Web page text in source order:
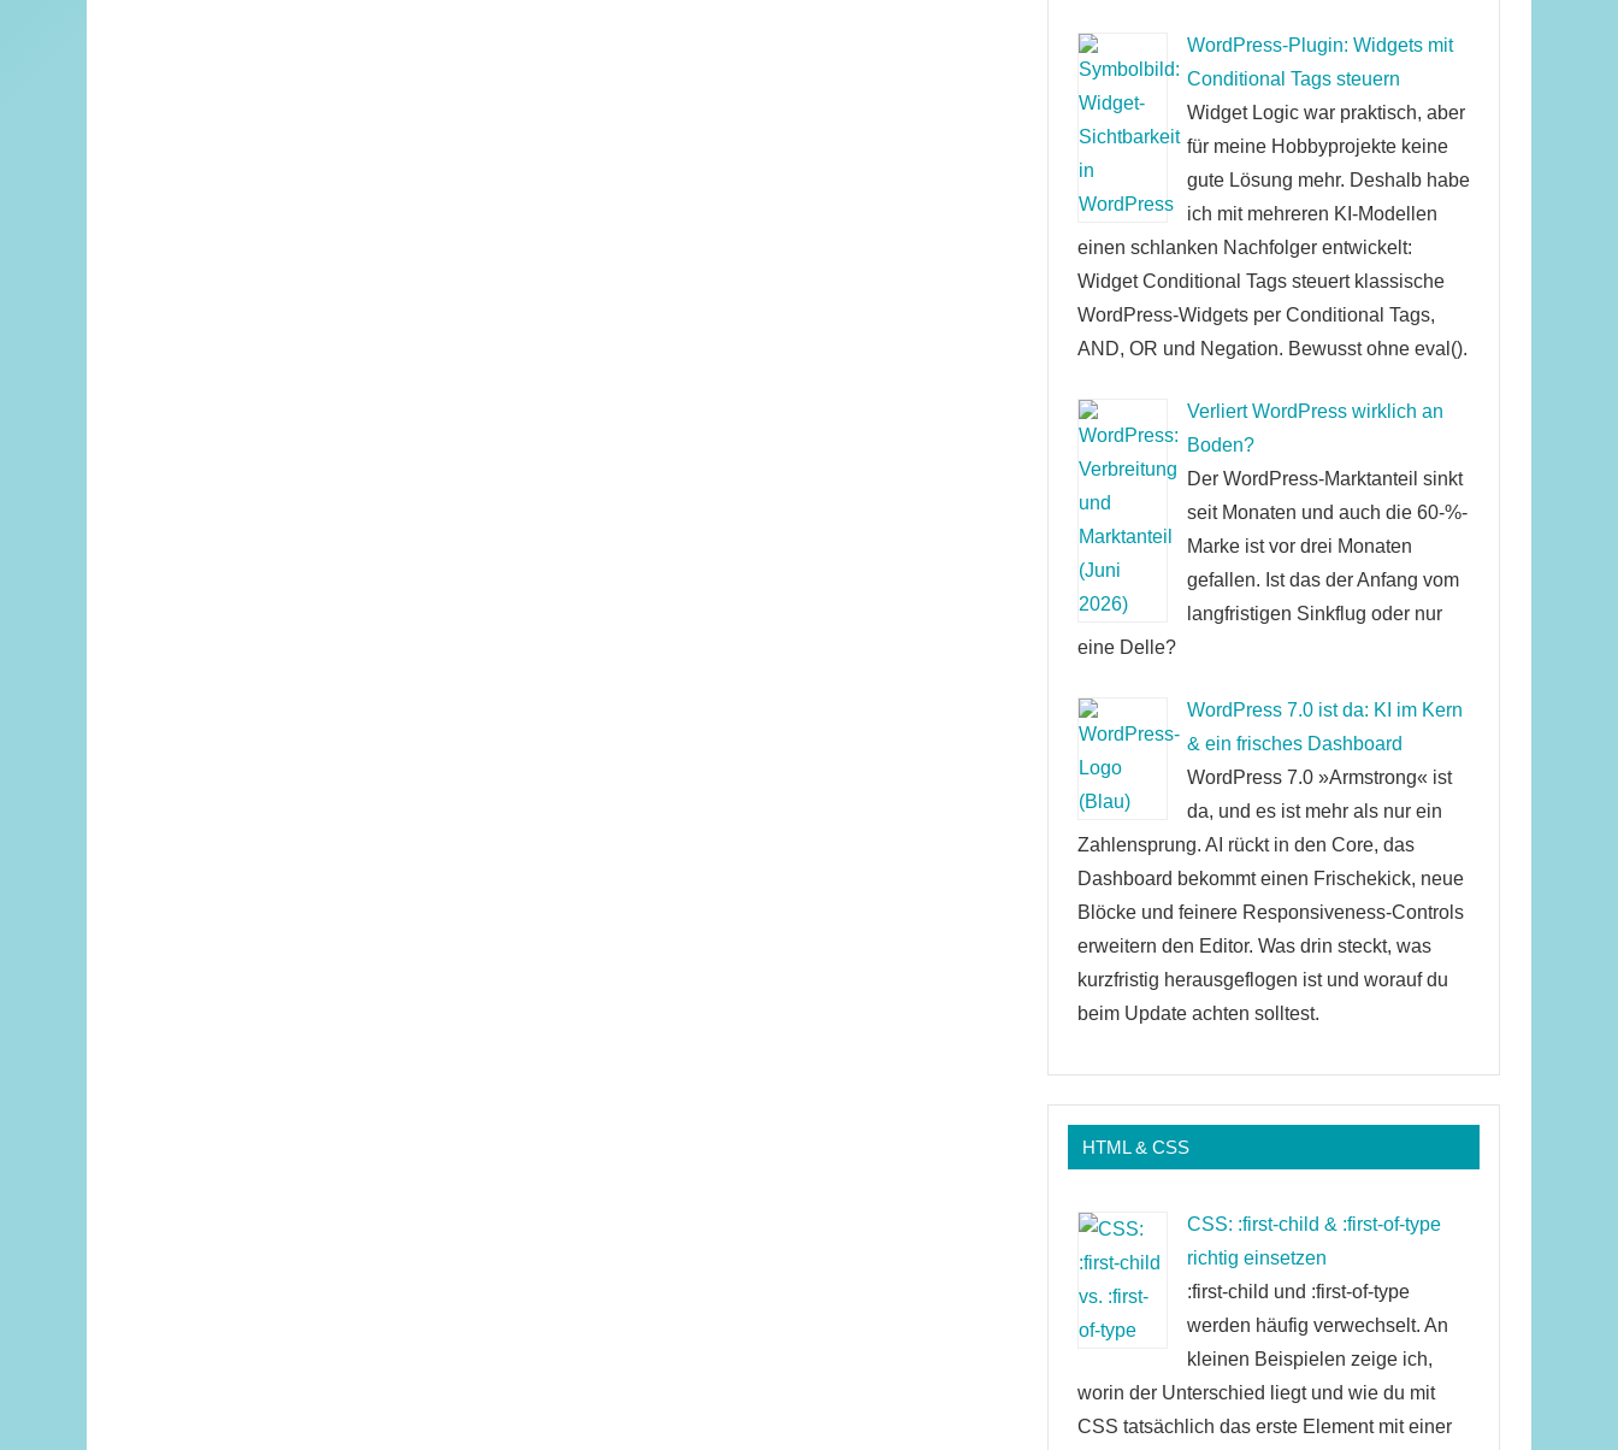
WordPress-Plugin: Widgets mit
Conditional Tags steuern
Widget Logic war praktisch, aber
für meine Hobbyprojekte keine
gute Lösung mehr. Deshalb habe
ich mit mehreren KI-Modellen
einen schlanken Nachfolger entwickelt:
Widget Conditional Tags steuert klassische
WordPress-Widgets per Conditional Tags,
AND, OR und Negation. Bewusst ohne eval().
Verliert WordPress wirklich an
Boden?
Der WordPress-Marktanteil sinkt
seit Monaten und auch die 60-%-
Marke ist vor drei Monaten
gefallen. Ist das der Anfang vom
langfristigen Sinkflug oder nur
eine Delle?
WordPress 7.0 ist da: KI im Kern
& ein frisches Dashboard
WordPress 7.0 »Armstrong« ist
da, und es ist mehr als nur ein
Zahlensprung. AI rückt in den Core, das
Dashboard bekommt einen Frischekick, neue
Blöcke und feinere Responsiveness-Controls
erweitern den Editor. Was drin steckt, was
kurzfristig herausgeflogen ist und worauf du
beim Update achten solltest.
HTML & CSS
CSS: :first-child & :first-of-type
richtig einsetzen
:first-child und :first-of-type
werden häufig verwechselt. An
kleinen Beispielen zeige ich,
worin der Unterschied liegt und wie du mit
CSS tatsächlich das erste Element mit einer